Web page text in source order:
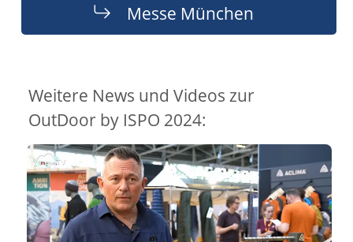
Messe München
Weitere News und Videos zur
OutDoor by ISPO 2024: